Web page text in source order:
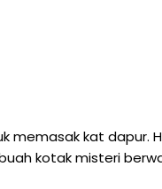
memasak kat dapur.
kotak misteri